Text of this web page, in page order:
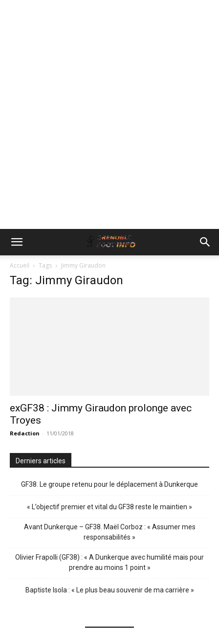
Accueil Tags Jimmy Giraudon
Tag: Jimmy Giraudon
exGF38 : Jimmy Giraudon prolonge avec
Troyes
Redaction - 11/01/2018
Derniers articles
GF38. Le groupe retenu pour le déplacement à Dunkerque
« L’objectif premier et vital du GF38 reste le maintien »
Avant Dunkerque – GF38. Maël Corboz : « Assumer mes
responsabilités »
Olivier Frapolli (GF38) : « A Dunkerque avec humilité mais pour
prendre au moins 1 point »
Baptiste Isola : « Le plus beau souvenir de ma carrière »